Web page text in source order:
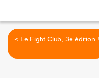
< Le Fight Club, 3e édition !